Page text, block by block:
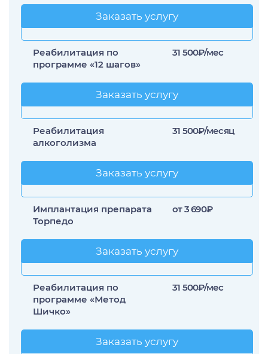
Заказать услугу
Заказать услугу
Реабилитация по
программе «12 шагов»
31 500₽/мес
Заказать услугу
Заказать услугу
Реабилитация
алкоголизма
31 500₽/месяц
Заказать услугу
Заказать услугу
Имплантация препарата
Торпедо
от 3 690₽
Заказать услугу
Заказать услугу
Реабилитация по
программе «Метод
Шичко»
31 500₽/мес
Заказать услугу
Заказать услугу